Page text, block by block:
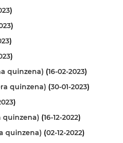
)
)
)
)
quinzena) (16-02-2023)
quinzena) (30-01-2023)
)
quinzena) (16-12-2022)
quinzena) (02-12-2022)